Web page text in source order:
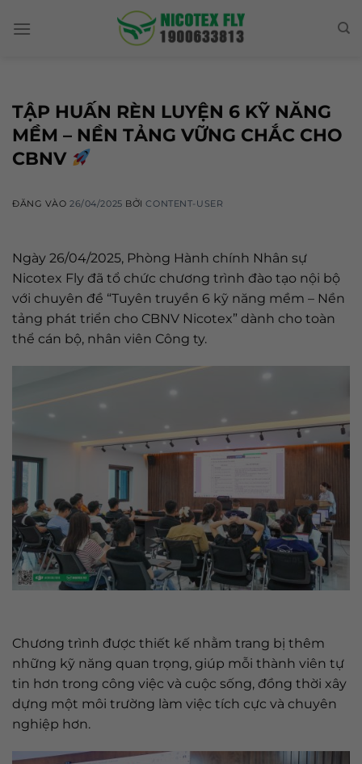
TẬP HUẤN RÈN LUYỆN 6 KỸ NĂNG
MỀM – NỀN TẢNG VỮNG CHẮC CHO
CBNV
ĐĂNG VÀO26/04/2025 BỞICONTENT-USER
Ngày 26/04/2025, Phòng Hành chính Nhân sự
Nicotex Fly đã tổ chức chương trình đào tạo nội bộ
với chuyên đề “Tuyên truyền 6 kỹ năng mềm – Nền
tảng phát triển cho CBNV Nicotex” dành cho toàn
thể cán bộ, nhân viên Công ty.
Chương trình được thiết kế nhằm trang bị thêm
những kỹ năng quan trọng, giúp mỗi thành viên tự
tin hơn trong công việc và cuộc sống, đồng thời xây
dựng một môi trường làm việc tích cực và chuyên
nghiệp hơn.